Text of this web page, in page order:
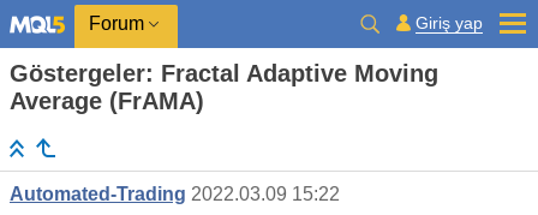
Forum Giriş yap
Göstergeler: Fractal Adaptive Moving
Average (FrAMA)
Automated-Trading 2022.03.09 15:22